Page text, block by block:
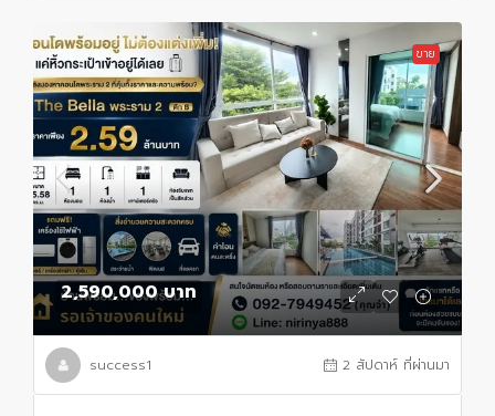
ขาย
2,590,000 บาท
success1 2 สัปดาห์ ที่ผ่านมา